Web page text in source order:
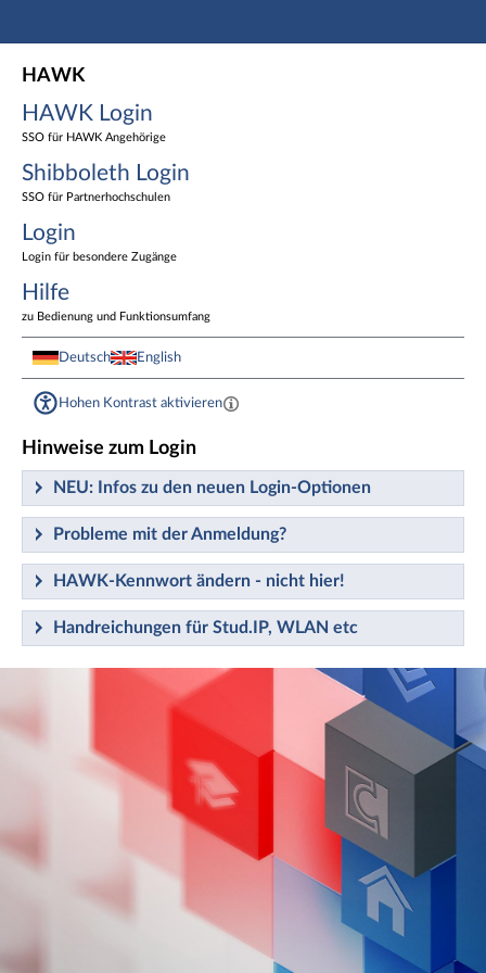
Hauptnavigation
HAWK
HAWK Login
SSO für HAWK Angehörige
Shibboleth Login
SSO für Partnerhochschulen
Login
Login für besondere Zugänge
Hilfe
zu Bedienung und Funktionsumfang
Deutsch English
Hohen Kontrast aktivieren
Hinweise zum Login
NEU: Infos zu den neuen Login-Optionen
Probleme mit der Anmeldung?
HAWK-Kennwort ändern - nicht hier!
Handreichungen für Stud.IP, WLAN etc